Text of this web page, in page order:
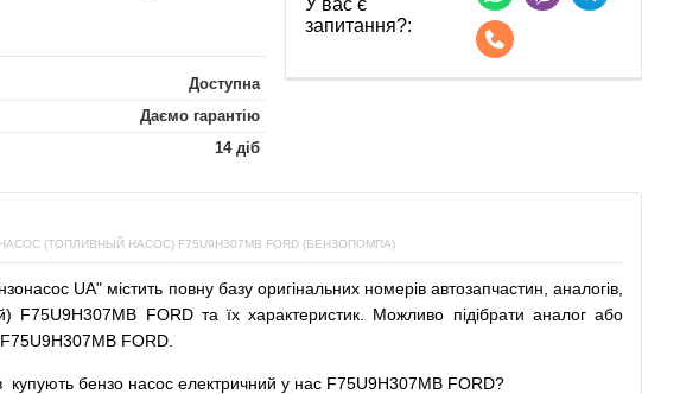
У вас є
запитання?:
Доступна
Даємо гарантію
14 діб
(ТОПЛИВНЫЙ НАСОС) F75U9H307MB FORD (БЕНЗОПОМПА)
UA" містить повну базу оригінальних номерів автозапчастин аналогів
) F75U9H307MB FORD та їх характеристик. Можливо підібрати аналог або
FORD.
купують бензо насос електричний у нас F75U9H307MB FORD?